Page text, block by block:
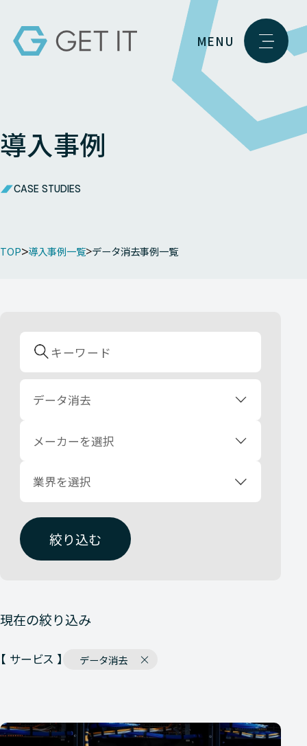
MENU
導入事例
CASE STUDIES
TOP 導入事例一覧 データ消去事例一覧
データ消去
メーカーを選択
業界を選択
絞り込む
現在の絞り込み
【 サービス 】 データ消去